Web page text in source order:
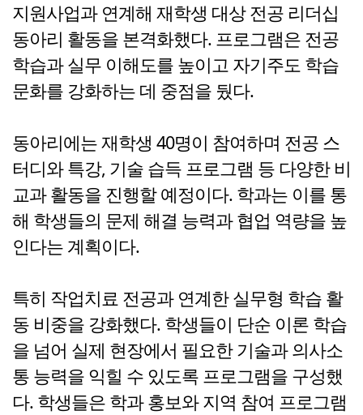
지원사업과 연계해 재학생 대상 전공 리더십
동아리 활동을 본격화했다. 프로그램은 전공
학습과 실무 이해도를 높이고 자기주도 학습
문화를 강화하는 데 중점을 뒀다.
동아리에는 재학생 40명이 참여하며 전공 스
터디와 특강, 기술 습득 프로그램 등 다양한 비
교과 활동을 진행할 예정이다. 학과는 이를 통
해 학생들의 문제 해결 능력과 협업 역량을 높
인다는 계획이다.
특히 작업치료 전공과 연계한 실무형 학습 활
동 비중을 강화했다. 학생들이 단순 이론 학습
을 넘어 실제 현장에서 필요한 기술과 의사소
통 능력을 익힐 수 있도록 프로그램을 구성했
다. 학생들은 학과 홍보와 지역 참여 프로그램